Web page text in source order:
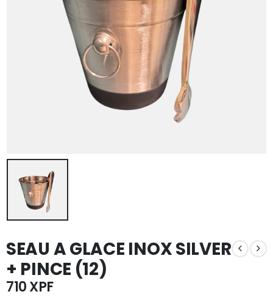
SEAU A GLACE INOX SILVER
+ PINCE (12)
710XPF